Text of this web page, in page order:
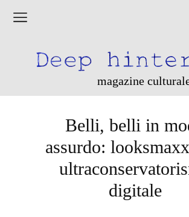
magazine
Belli, belli in
assurdo:
digitale